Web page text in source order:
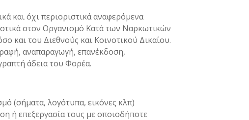
και όχι περιοριστικά αναφερόμενα
στον Οργανισμό Κατά των Ναρκωτικών
και του Διεθνούς και Κοινοτικού Δικαίου.
αναπαραγωγή, επανέκδοση,
άδεια του Φορέα.
(σήματα, λογότυπα, εικόνες κλπ)
ή επεξεργασία τους με οποιοδήποτε